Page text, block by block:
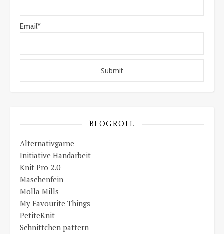
Email*
BLOGROLL
Alternativgarne
Initiative Handarbeit
Knit Pro 2.0
Maschenfein
Molla Mills
My Favourite Things
PetiteKnit
Schnittchen pattern